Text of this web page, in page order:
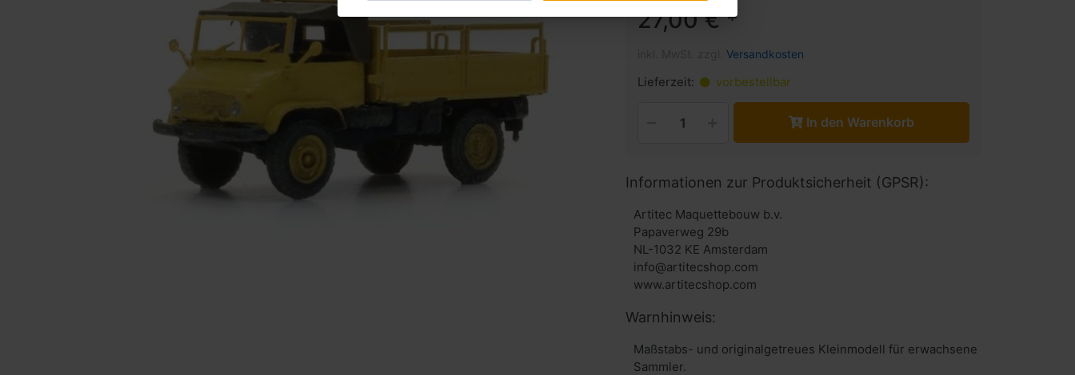
27,00 € *
Versandkosten
Lieferzeit: vorbestellbar
In den Warenkorb
Informationen zur Produktsicherheit (GPSR):
Artitec Maquettebouw b.v.
Papaverweg 29b
NL-1032 KE Amsterdam
info@artitecshop.com
Warnhinweis:
Maßstabs- und originalgetreues Kleinmodell für erwachsene
Sammler.